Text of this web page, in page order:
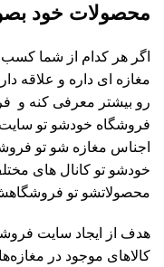
محصولات خود
اگر هر کدام از شما
مغازه ای داره و علاقه
رو بیشتر معرفی کنه و
فروشگاه خودشو تو
اجناس مغازه شو تو
خودشو تو کانال های
محصولاتشو تو فروشگاهش
هدف از ایجاد سایت
کالاهای موجود در